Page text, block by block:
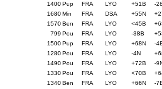
1400Pup FRA LYO +51B
-
1680Min FRA DSA +55N
1570Ben FRA LYO <45B
799 Pou FRA LYO -38B
1500Pup FRA LYO +68N
-
1280Pou FRA LYO -4N
1490Pou FRA LYO +72B
-
1330Pou FRA LYO <70B
1340Ben FRA LYO +66N
-